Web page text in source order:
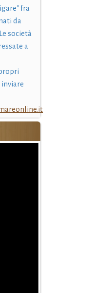
fra
da
società
a